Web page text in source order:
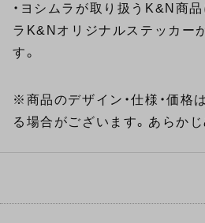
・ヨシムラが取り扱うK&N商
ラK&Nオリジナルステッカー
す。
※商品のデザイン・仕様・価格
る場合がございます。あらかじ